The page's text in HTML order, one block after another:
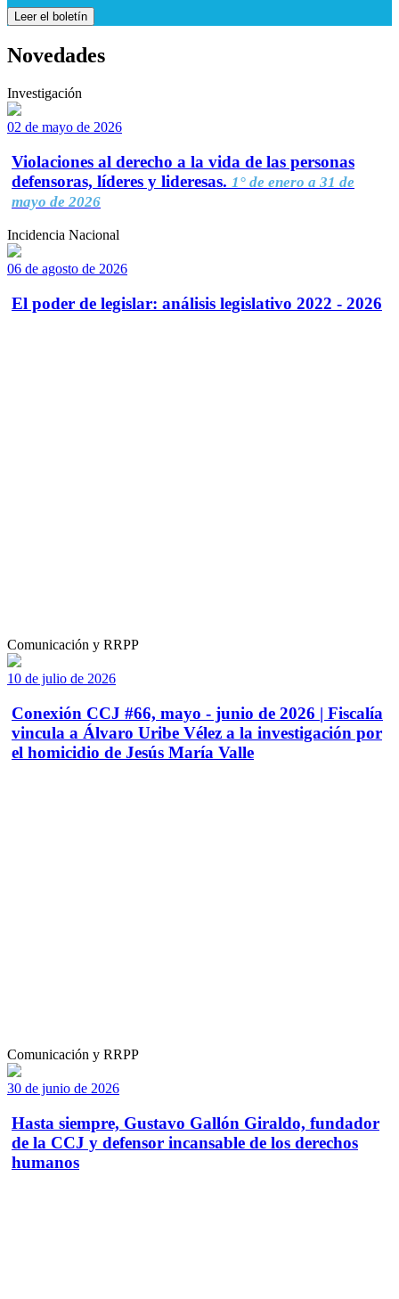
Leer el boletín
Novedades
Investigación
02 de mayo de 2026
Violaciones al derecho a la vida de las personas
defensoras, líderes y lideresas. 1° de enero a 31 de
mayo de 2026
Incidencia Nacional
06 de agosto de 2026
El poder de legislar: análisis legislativo 2022 - 2026
Comunicación y RRPP
10 de julio de 2026
Conexión CCJ #66, mayo - junio de 2026 | Fiscalía
vincula a Álvaro Uribe Vélez a la investigación por
el homicidio de Jesús María Valle
Comunicación y RRPP
30 de junio de 2026
Hasta siempre, Gustavo Gallón Giraldo, fundador
de la CCJ y defensor incansable de los derechos
humanos